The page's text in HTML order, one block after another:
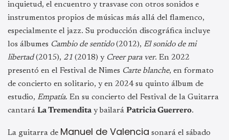
inquietud, el encuentro y trasvase con otros sonidos e
instrumentos propios de músicas más allá del flamenco,
especialmente el jazz. Su producción discográfica incluye
los álbumes Cambio de sentido(2012), El sonido de mi
libertad(2015), 21 (2018) y Creer para ver. En 2022
presentó en el Festival de Nimes Carte blanche, en formato
de concierto en solitario, y en 2024 su quinto álbum de
estudio, Empatía. En su concierto del Festival de la Guitarra
cantará La Tremendita y bailará Patricia Guerrero.
La guitarra de Manuel de Valencia sonará el sábado